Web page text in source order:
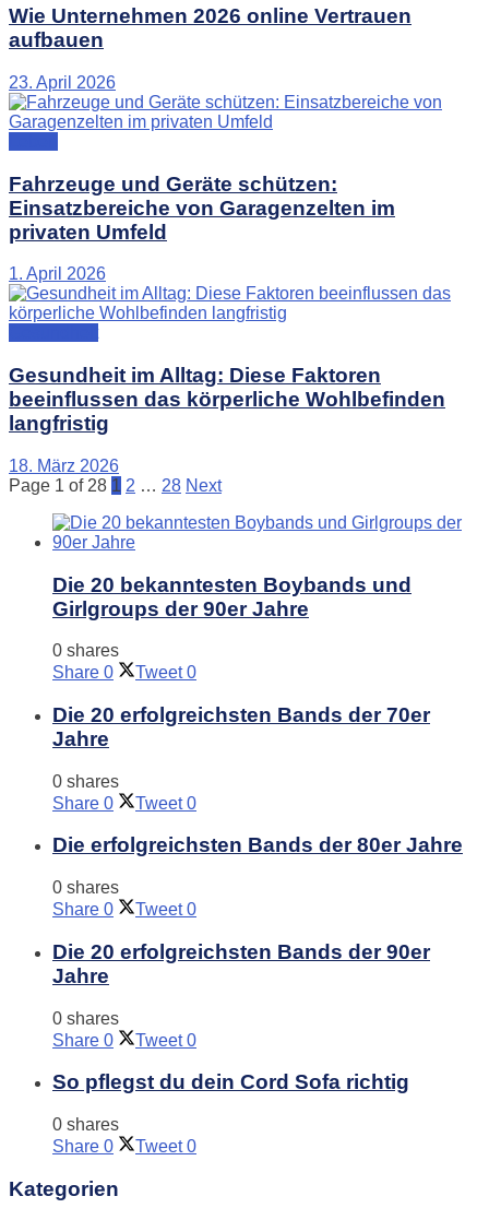
Wie Unternehmen 2026 online Vertrauen
aufbauen
23. April 2026
Fahrzeuge und Geräte schützen:
Einsatzbereiche von Garagenzelten im
privaten Umfeld
1. April 2026
Gesundheit im Alltag: Diese Faktoren
beeinflussen das körperliche Wohlbefinden
langfristig
18. März 2026
Page 1 of 28 1 2 … 28 Next
Die 20 bekanntesten Boybands und
Girlgroups der 90er Jahre
0 shares
Share 0 Tweet 0
Die 20 erfolgreichsten Bands der 70er
Jahre
0 shares
Share 0 Tweet 0
Die erfolgreichsten Bands der 80er Jahre
0 shares
Share 0 Tweet 0
Die 20 erfolgreichsten Bands der 90er
Jahre
0 shares
Share 0 Tweet 0
So pflegst du dein Cord Sofa richtig
0 shares
Share 0 Tweet 0
Kategorien